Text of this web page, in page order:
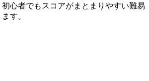
心者でもスコアがまとまりやすい難易
す。